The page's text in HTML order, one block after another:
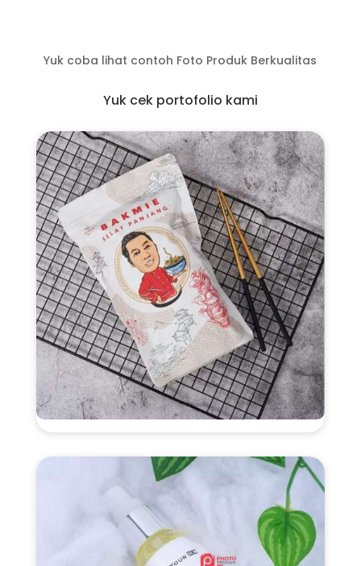
Yuk coba lihat contoh Foto Produk Berkualitas
Yuk cek portofolio kami